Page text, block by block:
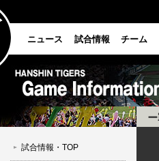
ニュース 試合情報 チーム
試合情報・TOP